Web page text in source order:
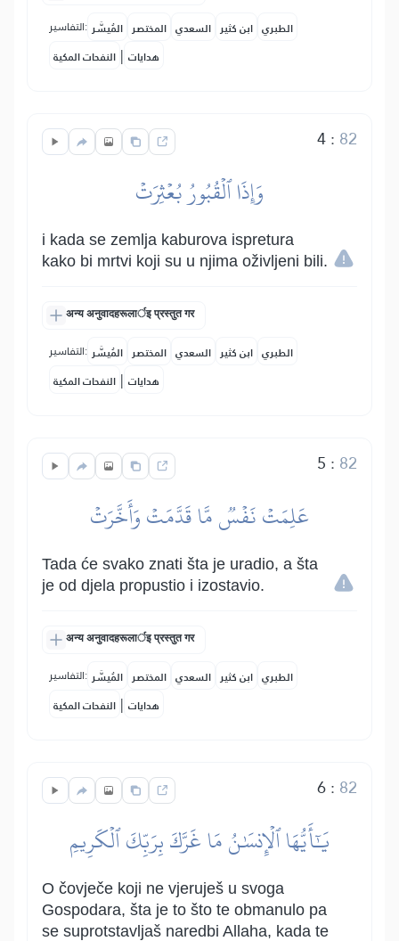
التفاسير: المُيسَّر المختصر السعدي ابن كثير الطبري
النفحات المكية | هدايات
4: 82
وَإِذَا ٱلۡقُبُورُ بُعۡثِرَتۡ
i kada se zemlja kaburova ispretura
kako bi mrtvi koji su u njima oživljeni bili.
अन्य अनुवादहरूलार्इ प्रस्तुत गर
التفاسير: المُيسَّر المختصر السعدي ابن كثير الطبري
النفحات المكية | هدايات
5 : 82
عَلِمَتۡ نَفۡسٞ مَّا قَدَّمَتۡ وَأَخَّرَتۡ
Tada će svako znati šta je uradio, a šta
je od djela propustio i izostavio.
अन्य अनुवादहरूलार्इ प्रस्तुत गर
التفاسير: المُيسَّر المختصر السعدي ابن كثير الطبري
النفحات المكية | هدايات
6: 82
يَٰٓأَيُّهَا ٱلۡإِنسَٰنُ مَا غَرَّكَ بِرَبِّكَ ٱلۡكَرِيمِ
O čovječe koji ne vjeruješ u svoga
Gospodara, šta je to što te obmanulo pa
se suprotstavljaš naredbi Allaha, kada te